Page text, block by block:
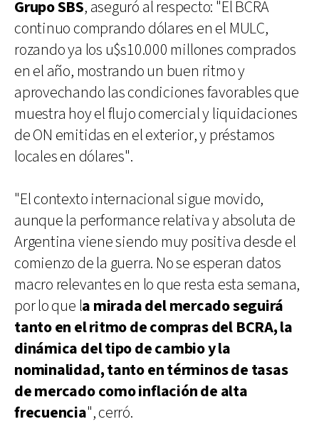
Grupo SBS, aseguró al respecto: "El BCRA
continuo comprando dólares en el MULC,
rozando ya los u$s10.000 millones comprados
en el año, mostrando un buen ritmo y
aprovechando las condiciones favorables que
muestra hoy el flujo comercial y liquidaciones
de ON emitidas en el exterior, y préstamos
locales en dólares".
"El contexto internacional sigue movido,
aunque la performance relativa y absoluta de
Argentina viene siendo muy positiva desde el
comienzo de la guerra. No se esperan datos
macro relevantes en lo que resta esta semana,
por lo que la mirada del mercado seguirá
tanto en el ritmo de compras del BCRA, la
dinámica del tipo de cambio y la
nominalidad, tanto en términos de tasas
de mercado como inflación de alta
frecuencia", cerró.